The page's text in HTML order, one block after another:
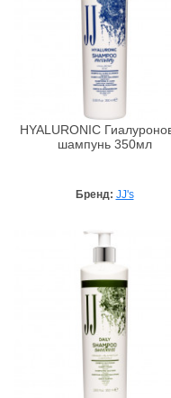
HYALURONIC
шампунь 350мл
Бренд: JJ's